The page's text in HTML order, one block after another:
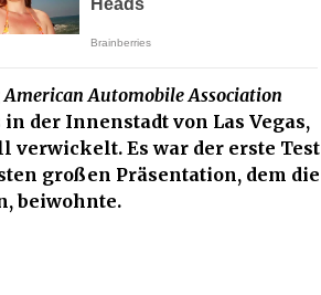
American Automobile Association
der Innenstadt von Las Vegas,
Es war der erste Test
großen Präsentation, dem die
beiwohnte.